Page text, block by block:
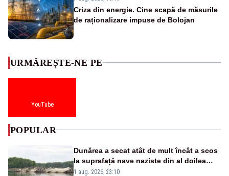
Criza din energie. Cine scapă de măsurile
de raționalizare impuse de Bolojan
URMĂREȘTE-NE PE
YouTube
POPULAR
Dunărea a secat atât de mult încât a scos
la suprafață nave naziste din al doilea
război mondial
1 aug. 2026, 23:10